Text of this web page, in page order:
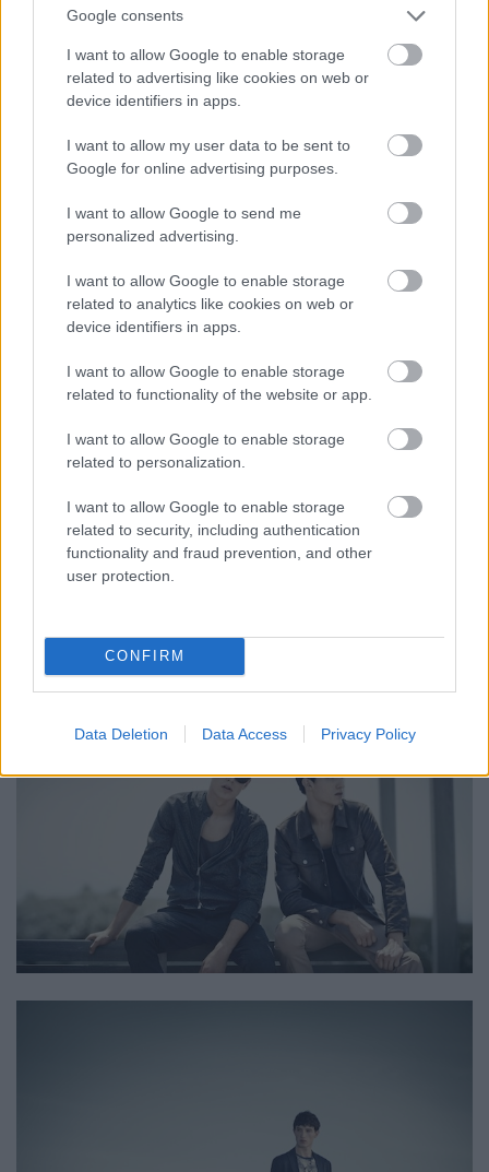
Google consents
I want to allow Google to enable storage
related to advertising like cookies on web or
device identifiers in apps.
I want to allow my user data to be sent to
Google for online advertising purposes.
I want to allow Google to send me
personalized advertising.
I want to allow Google to enable storage
related to analytics like cookies on web or
device identifiers in apps.
I want to allow Google to enable storage
related to functionality of the website or app.
I want to allow Google to enable storage
related to personalization.
I want to allow Google to enable storage
related to security, including authentication
functionality and fraud prevention, and other
user protection.
CONFIRM
Data Deletion Data Access Privacy Policy